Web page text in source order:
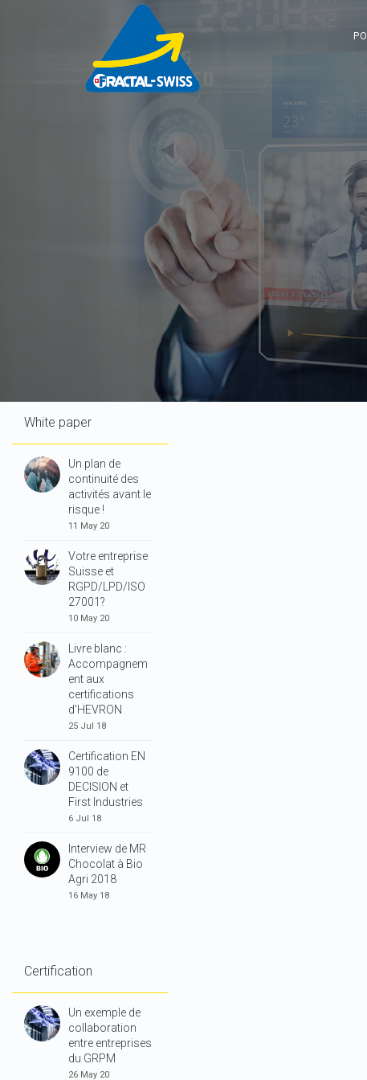
White paper
Un plan de
continuité des
activités avant le
risque !
11 May 20
Votre entreprise
Suisse et
RGPD/LPD/ISO
27001?
10 May 20
Livre blanc :
Accompagnem
ent aux
certifications
d'HEVRON
25 Jul 18
Certification EN
9100 de
DECISION et
First Industries
6 Jul 18
Interview de MR
Chocolat à Bio
Agri 2018
16 May 18
Certification
Un exemple de
collaboration
entre entreprises
du GRPM
26 May 20